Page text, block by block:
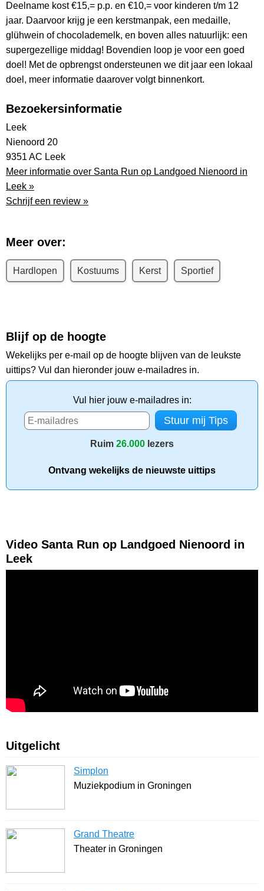
Deelname kost €15,= p.p. en €10,= voor kinderen t/m 12
jaar. Daarvoor krijg je een kerstmanpak, een medaille,
glühwein of chocolademelk, en boven alles natuurlijk: een
supergezellige middag! Bovendien loop je voor een goed
doel! Met de opbrengst ondersteunen we dit jaar een lokaal
doel, meer informatie daarover volgt binnenkort.
Bezoekersinformatie
Leek
Nienoord 20
9351 AC Leek
Meer informatie over Santa Run op Landgoed Nienoord in
Leek »
Schrijf een review »
Meer over:
Hardlopen Kostuums Kerst Sportief
Blijf op de hoogte
Wekelijks per e-mail op de hoogte blijven van de leukste
uittips? Vul dan hieronder jouw e-mailadres in.
Vul hier jouw e-mailadres in:
Ruim 26.000 lezers
Ontvang wekelijks de nieuwste uittips
Video Santa Run op Landgoed Nienoord in
Leek
Uitgelicht
Simplon
Muziekpodium in Groningen
Grand Theatre
Theater in Groningen